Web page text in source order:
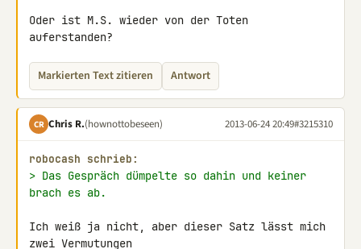
Oder ist M.S. wieder von der Toten
auferstanden?
Markierten Text zitieren Antwort
CR Chris R.(hownottobeseen) 2013-06-24 20:49#3215310
robocash schrieb:
> Das Gespräch dümpelte so dahin und keiner
brach es ab.
Ich weiß ja nicht, aber dieser Satz lässt mich
zwei Vermutungen